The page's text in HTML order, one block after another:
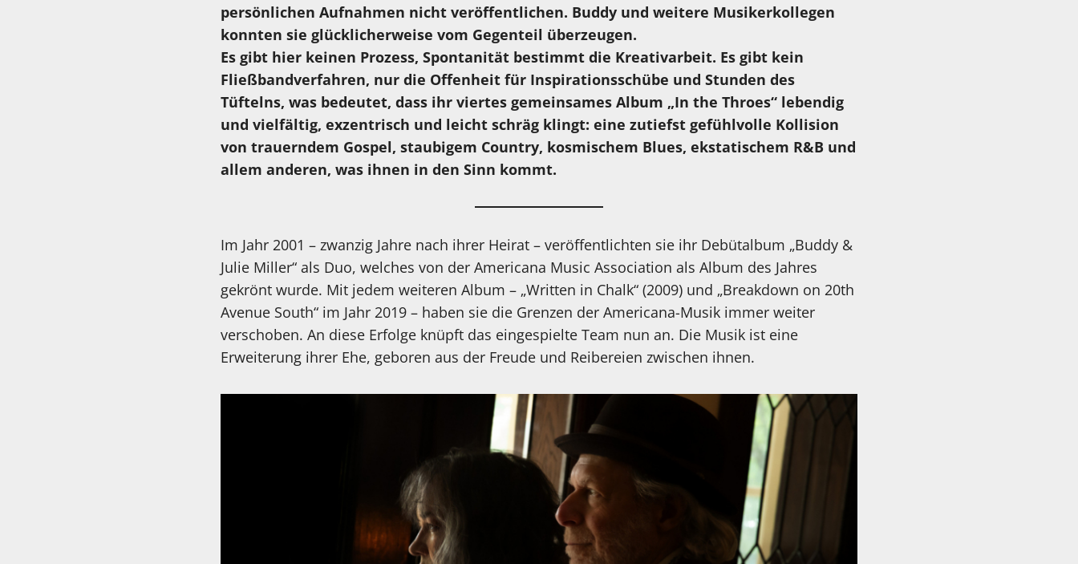
persönlichen Aufnahmen nicht veröffentlichen. Buddy und weitere Musikerkollegen
konnten sie glücklicherweise vom Gegenteil überzeugen.
Es gibt hier keinen Prozess, Spontanität bestimmt die Kreativarbeit. Es gibt kein
Fließbandverfahren, nur die Offenheit für Inspirationsschübe und Stunden des
Tüftelns, was bedeutet, dass ihr viertes gemeinsames Album „In the Throes“ lebendig
und vielfältig, exzentrisch und leicht schräg klingt: eine zutiefst gefühlvolle Kollision
von trauerndem Gospel, staubigem Country, kosmischem Blues, ekstatischem R&B und
allem anderen, was ihnen in den Sinn kommt.
Im Jahr 2001 – zwanzig Jahre nach ihrer Heirat – veröffentlichten sie ihr Debütalbum „Buddy &
Julie Miller“ als Duo, welches von der Americana Music Association als Album des Jahres
gekrönt wurde. Mit jedem weiteren Album – „Written in Chalk“ (2009) und „Breakdown on 20th
Avenue South“ im Jahr 2019 – haben sie die Grenzen der Americana-Musik immer weiter
verschoben. An diese Erfolge knüpft das eingespielte Team nun an. Die Musik ist eine
Erweiterung ihrer Ehe, geboren aus der Freude und Reibereien zwischen ihnen.